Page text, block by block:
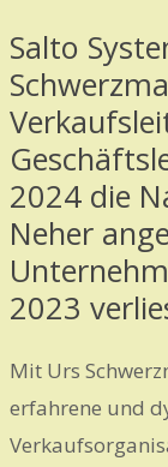
Salto
2024 die
Neher
2023
Mit Urs
erfahrene und